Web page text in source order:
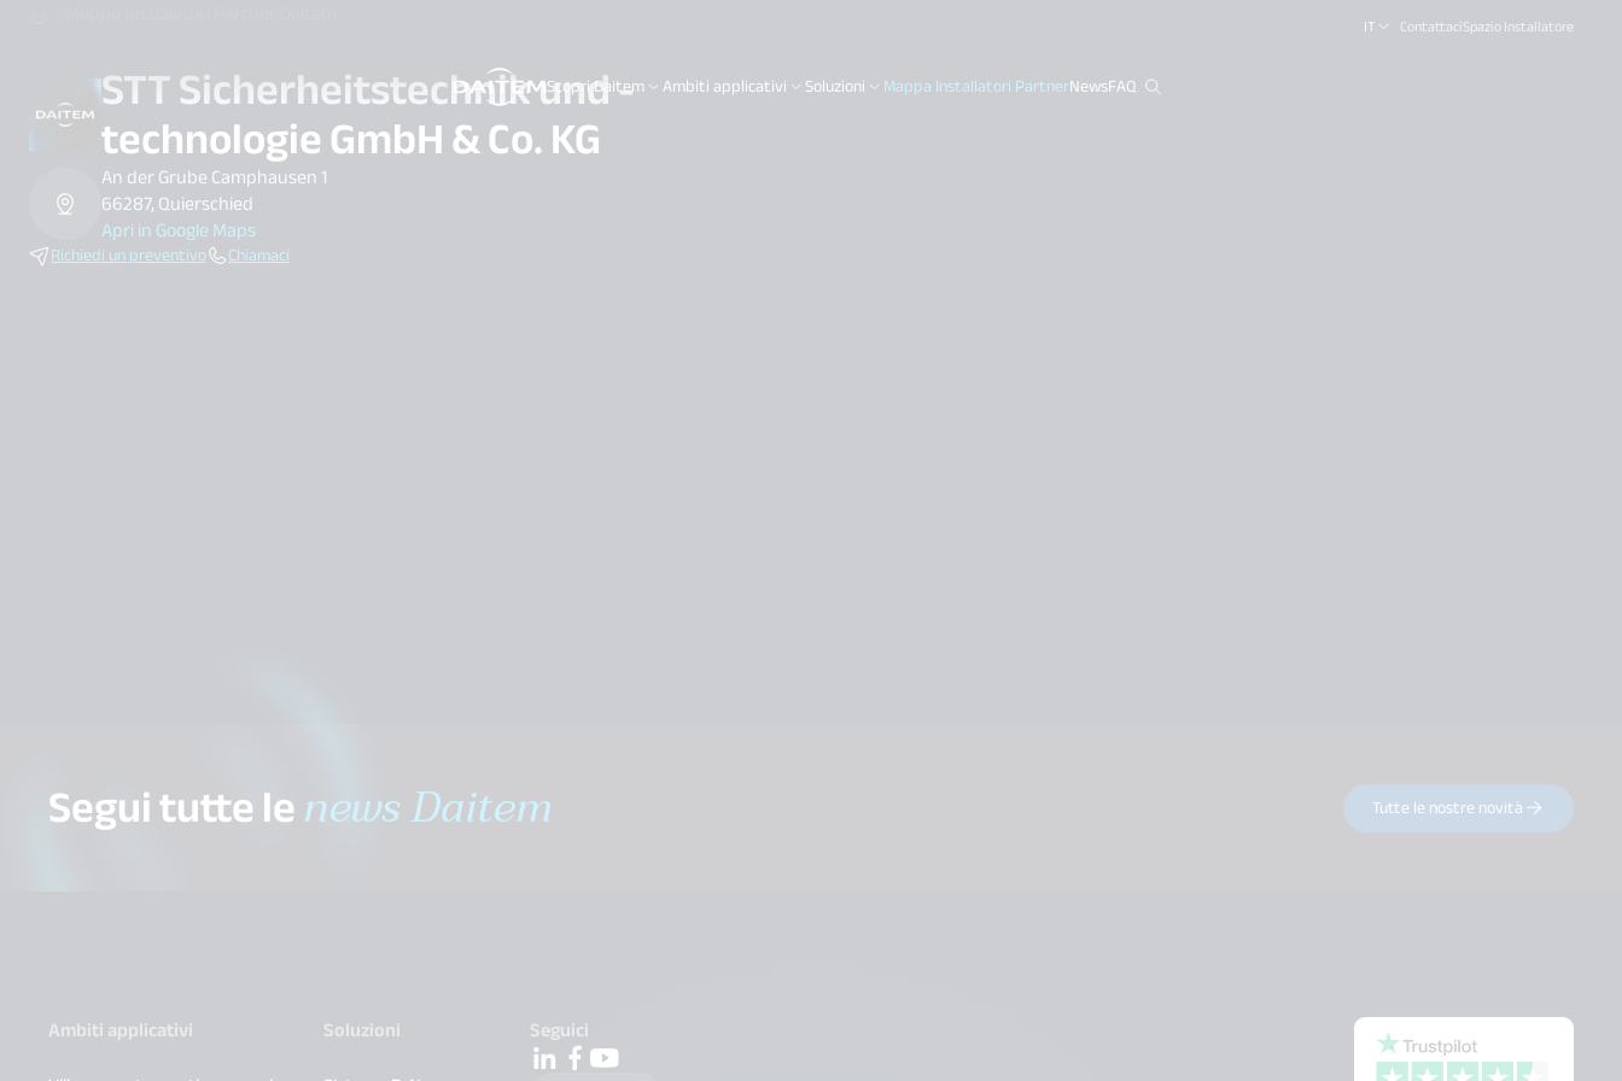
IT ContattaciSpazio Installatore
Scopri Daitem Ambiti applicativi Soluzioni Mappa Installatori PartnerNewsFAQ
search.label
STT Sicherheitstechnik und -
technologie GmbH & Co. KG
An der Grube Camphausen 1
66287, Quierschied
Apri in Google Maps
Richiedi un preventivo Chiamaci
Segui tutte lenews Daitem Tutte le nostre novità
Ambiti applicativi
Soluzioni
Seguici